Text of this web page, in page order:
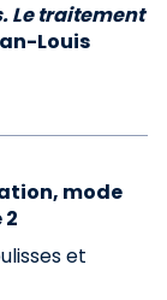
Le traitement
Louis
mode
et